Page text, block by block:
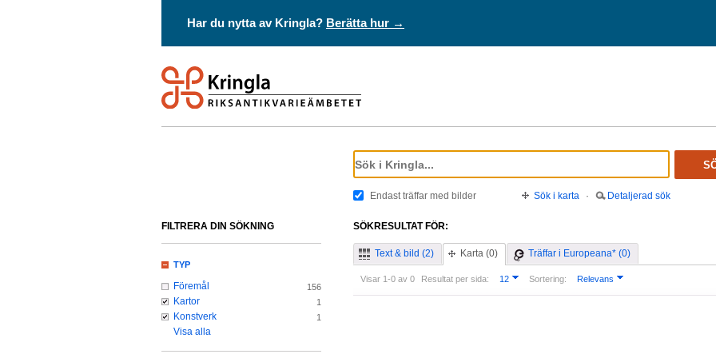
Har du nytta av Kringla? Berätta hur →
Endast träffar med bilder Sök i karta · Detaljerad sök
SÖKRESULTAT FÖR:
Text & bild (2) Karta (0) Träffar i Europeana* (0)
Visar 1-0 av 0 Resultat per sida: 12 Sortering: Relevans
FILTRERA DIN SÖKNING
TYP
Föremål 156
Kartor 1
Konstverk 1
Visa alla